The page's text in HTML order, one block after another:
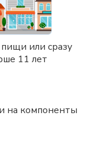
или сразу
11 лет
на компоненты